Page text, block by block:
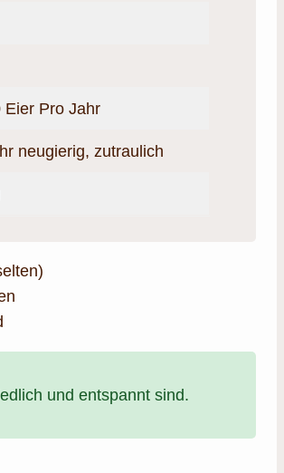
Eier Pro Jahr
neugierig, zutraulich
und entspannt sind.